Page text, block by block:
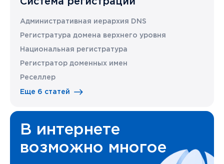
Административная иерархия DNS
Регистратура домена верхнего уровня
Национальная регистратура
Регистратор доменных имен
Реселлер
Еще 6 статей
В интернете
возможно многое